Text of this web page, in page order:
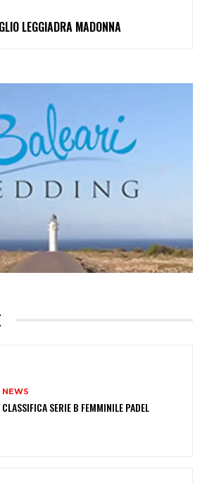
LEGGIADRA MADONNA
NEWS
CLASSIFICA SERIE B FEMMINILE PADEL